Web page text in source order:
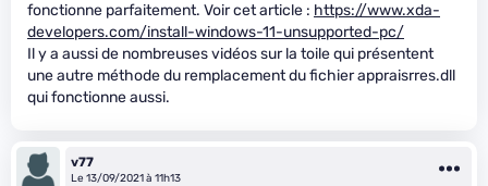
fonctionne parfaitement. Voir cet article : https://www.xda-
developers.com/install-windows-11-unsupported-pc/
Il y a aussi de nombreuses vidéos sur la toile qui présentent
une autre méthode du remplacement du fichier appraisrres.dll
qui fonctionne aussi.
v77
Le 13/09/2021 à 11h13